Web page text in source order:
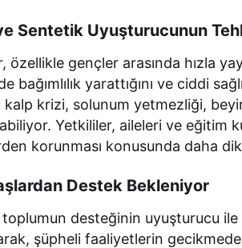
Sentetik Uyuşturucunun
özellikle gençler arasında hızla
bağımlılık yarattığını ve ciddi
kalp krizi, solunum yetmezliği,
Yetkililer, aileleri ve eğitim
korunması konusunda daha
Destek Bekleniyor
desteğinin uyuşturucu
şüpheli faaliyetlerin